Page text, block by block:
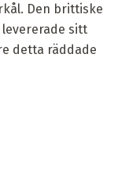
Den brittiske
levererade sitt
detta räddade